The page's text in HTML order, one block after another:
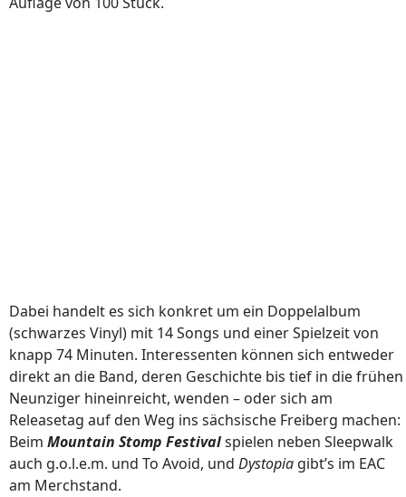
Dabei handelt es sich konkret um ein Doppelalbum
(schwarzes Vinyl) mit 14 Songs und einer Spielzeit von
knapp 74 Minuten. Interessenten können sich entweder
direkt an die Band, deren Geschichte bis tief in die frühen
Neunziger hineinreicht, wenden – oder sich am
Releasetag auf den Weg ins sächsische Freiberg machen:
Beim Mountain Stomp Festivalspielen neben Sleepwalk
auch g.o.l.e.m. und To Avoid, und Dystopia gibt’s im EAC
am Merchstand.